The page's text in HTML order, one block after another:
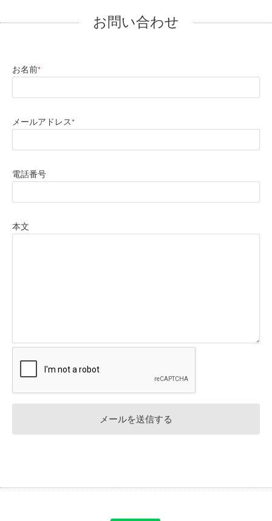
お問い合わせ
お名前*
メールアドレス*
電話番号
本文